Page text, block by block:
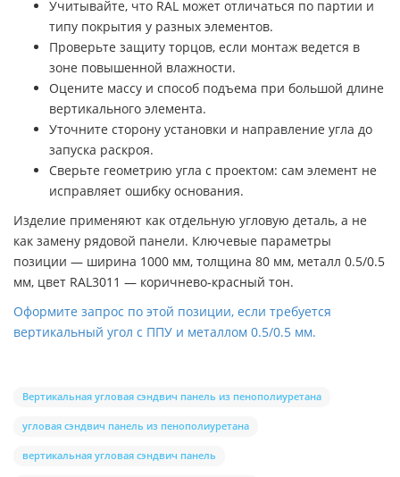
Учитывайте, что RAL может отличаться по партии и
типу покрытия у разных элементов.
Проверьте защиту торцов, если монтаж ведется в
зоне повышенной влажности.
Оцените массу и способ подъема при большой длине
вертикального элемента.
Уточните сторону установки и направление угла до
запуска раскроя.
Сверьте геометрию угла с проектом: сам элемент не
исправляет ошибку основания.
Изделие применяют как отдельную угловую деталь, а не
как замену рядовой панели. Ключевые параметры
позиции — ширина 1000 мм, толщина 80 мм, металл 0.5/0.5
мм, цвет RAL3011 — коричнево-красный тон.
Оформите запрос по этой позиции, если требуется
вертикальный угол с ППУ и металлом 0.5/0.5 мм.
Вертикальная угловая сэндвич панель из пенополиуретана
угловая сэндвич панель из пенополиуретана
вертикальная угловая сэндвич панель